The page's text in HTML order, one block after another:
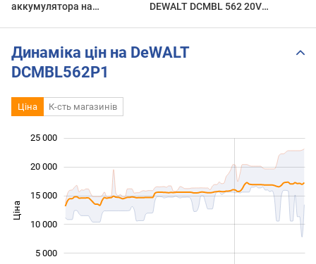
аккумулятора на
Какой аккумулятор
выбрать
DEWALT DCMBL 562 20V
Динаміка цін на DeWALT
DCMBL562P1
Ціна К-сть магазинів
Ціна
5 000
10 000
15 000
20 000
25 000